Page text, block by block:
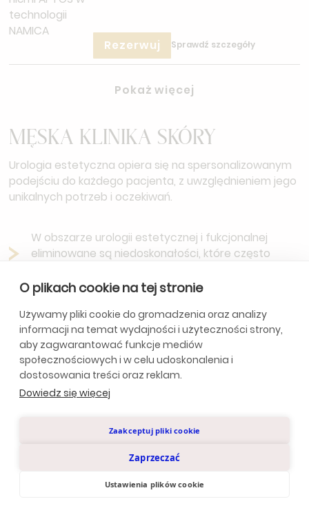
O plikach cookie na tej stronie
Używamy pliki cookie do gromadzenia oraz analizy
informacji na temat wydajności i użyteczności strony,
aby zagwarantować funkcje mediów
społecznościowych i w celu udoskonalenia i
dostosowania treści oraz reklam.
Dowiedz się więcej
Zaakceptuj pliki cookie
Zaprzeczać
Ustawienia plików cookie
Rezerwuj Sprawdź szczegóły
Pokaż więcej
MĘSKA KLINIKA SKÓRY
Urologia estetyczna opiera się na spersonalizowanym
podejściu do każdego pacjenta, z uwzględnieniem jego
unikalnych potrzeb i oczekiwań.
W obszarze urologii estetycznej i fukcjonalnej
eliminowane są niedoskonałości, które często
Oferujemy m.in. zabiegi powiększania penisa,
moszny.
Głównym celem naszych specjalistów jest
zapewnienie mężczyznom komfortu, pewności
siebie, zadowolenia z wyglądu prącia, a także
poprawa jakości życia i satysfakcji z życia
seksualnego.